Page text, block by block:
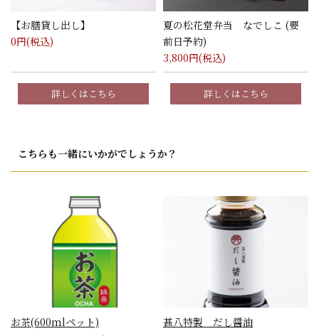
【お膳貸し出し】
0円(税込)
詳しくはこちら
夏の松花堂弁当 なでしこ (要
前日予約)
3,800円(税込)
詳しくはこちら
こちらも一緒にいかがでしょうか？
お茶(600mlペット) 甚八特製 だし醤油